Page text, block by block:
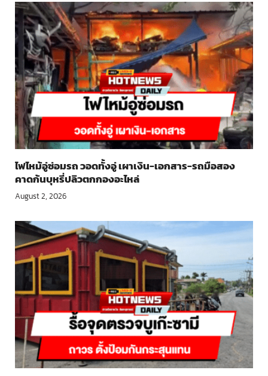
ไฟไหม้อู่ซ่อมรถ วอดทั้งอู่ เผาเงิน-เอกสาร-รถมือสอง
คาดก้นบุหรี่ปลิวตกกองอะไหล่
August 2, 2026